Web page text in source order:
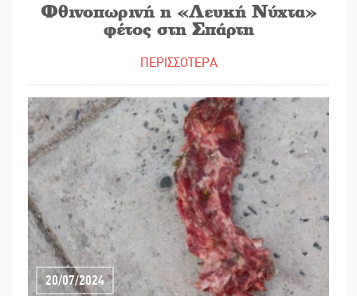
Φθινοπωρινή η «Λευκή Νύχτα»
φέτος στη Σπάρτη
ΠΕΡΙΣΣΟΤΕΡΑ
20/07/2024